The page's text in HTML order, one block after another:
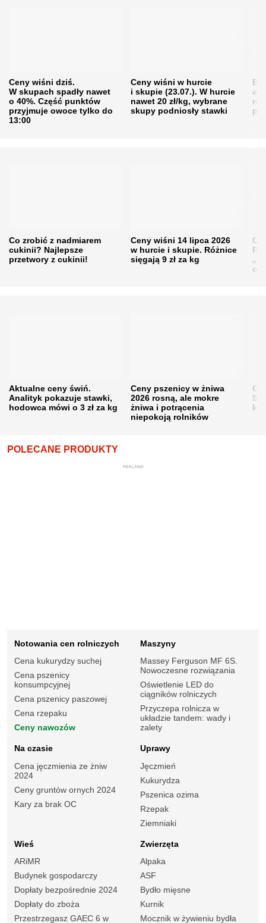
Ceny wiśni dziś.
W skupach spadły nawet
o 40%. Część punktów
przyjmuje owoce tylko do
13:00
Ceny wiśni w hurcie
i skupie (23.07.). W hurcie
nawet 20 zł/kg, wybrane
skupy podniosły stawki
Co zrobić z nadmiarem
cukinii? Najlepsze
przetwory z cukinii!
Ceny wiśni 14 lipca 2026
w hurcie i skupie. Różnice
sięgają 9 zł za kg
Aktualne ceny świń.
Analityk pokazuje stawki,
hodowca mówi o 3 zł za kg
Ceny pszenicy w żniwa
2026 rosną, ale mokre
żniwa i potrącenia
niepokoją rolników
POLECANE PRODUKTY
REKLAMA
Notowania cen rolniczych
Cena kukurydzy suchej
Cena pszenicy
konsumpcyjnej
Cena pszenicy paszowej
Cena rzepaku
Ceny nawozów
Maszyny
Massey Ferguson MF 6S.
Nowoczesne rozwiązania
Oświetlenie LED do
ciągników rolniczych
Przyczepa rolnicza w
układzie tandem: wady i
zalety
Na czasie
Cena jęczmienia ze żniw
2024
Ceny gruntów ornych 2024
Kary za brak OC
Uprawy
Jęczmień
Kukurydza
Pszenica ozima
Rzepak
Ziemniaki
Wieś
ARiMR
Budynek gospodarczy
Dopłaty bezpośrednie 2024
Dopłaty do zboża
Przestrzegasz GAEC 6 w
Zwierzęta
Alpaka
ASF
Bydło mięsne
Kurnik
Mocznik w żywieniu bydła